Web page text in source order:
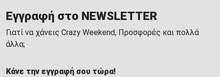
Εγγραφή στο NEWSLETTER
Γιατί να χάνεις Crazy Weekend, Προσφορές και πολλά
άλλα;
Κάνε την εγγραφή σου τώρα!